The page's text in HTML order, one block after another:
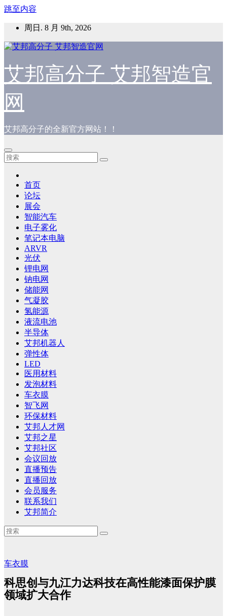
跳至内容
周日. 8 月 9th, 2026
艾邦高分子 艾邦智造官
网
艾邦高分子的全新官方网站！！
首页
论坛
展会
智能汽车
电子雾化
笔记本电脑
ARVR
光伏
锂电网
钠电网
储能网
气凝胶
氢能源
液流电池
半导体
艾邦机器人
弹性体
LED
医用材料
发泡材料
车衣膜
智飞网
环保材料
艾邦人才网
艾邦之星
艾邦社区
会议回放
直播预告
直播回放
会员服务
联系我们
艾邦简介
车衣膜
科思创与九江力达科技在高性能漆面保护膜
领域扩大合作